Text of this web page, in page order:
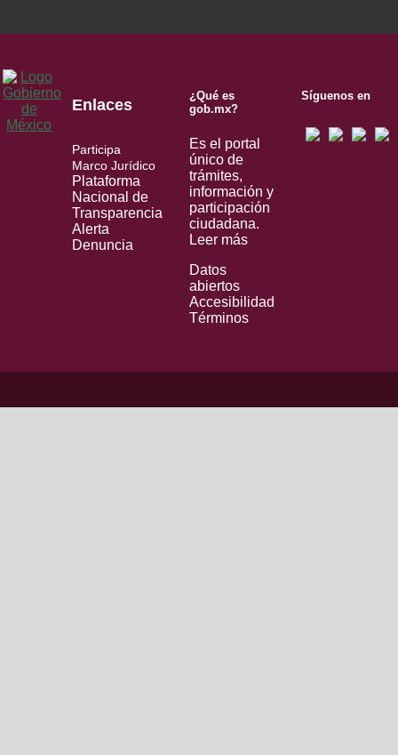
Enlaces
Participa
Marco Jurídico
Plataforma
Nacional de
Transparencia
Alerta
Denuncia
¿Qué es
gob.mx?
Es el portal
único de
trámites,
información y
participación
ciudadana.
Leer más
Datos
abiertos
Accesibilidad
Términos
Síguenos en